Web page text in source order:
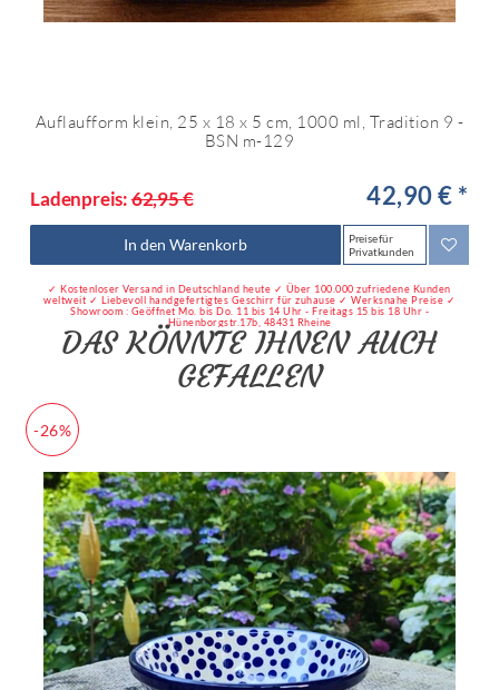
Auflaufform klein, 25 x 18 x 5 cm, 1000 ml, Tradition 9 -
BSN m-129
Ladenpreis:62,95 € 42,90 € *
In den Warenkorb
Preise für
Privatkunden
✓ Kostenloser Versand in Deutschland heute ✓ Über 100.000 zufriedene Kunden
weltweit ✓ Liebevoll handgefertigtes Geschirr für zuhause ✓ Werksnahe Preise ✓
Showroom : Geöffnet Mo. bis Do. 11 bis 14 Uhr - Freitags 15 bis 18 Uhr -
Hünenborgstr.17b, 48431 Rheine
DAS KÖNNTE IHNEN AUCH
GEFALLEN
-26%